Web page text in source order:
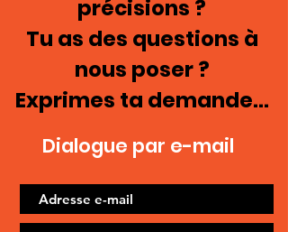
précisions ?
Tu as des questions à
nous poser ?
Exprimes ta demande...
Dialogue par e-mail